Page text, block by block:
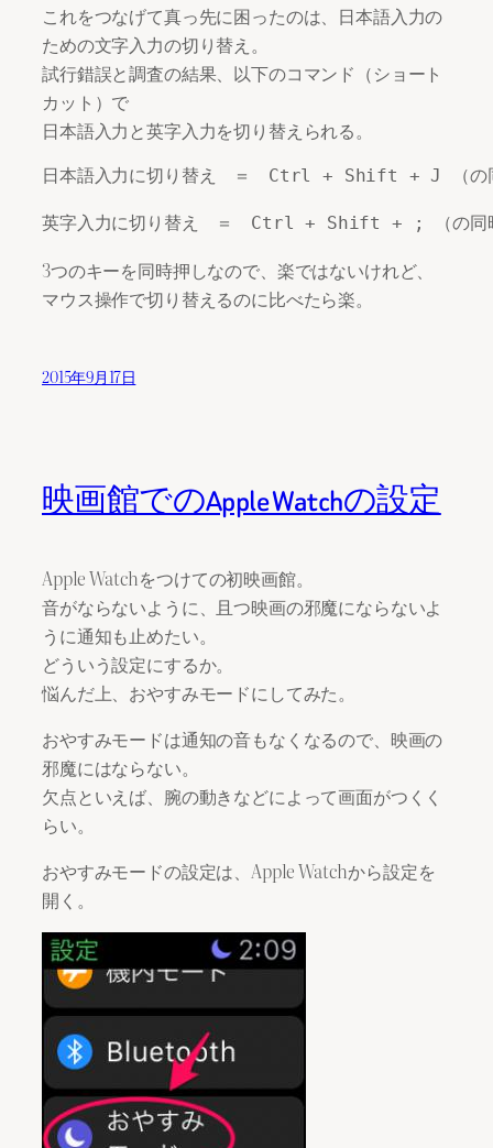
これをつなげて真っ先に困ったのは、日本語入力の
ための文字入力の切り替え。
試行錯誤と調査の結果、以下のコマンド（ショート
カット）で
日本語入力と英字入力を切り替えられる。
日本語入力に切り替え　＝　Ctrl + Shift + J （の
英字入力に切り替え　＝　Ctrl + Shift + ; （の同
3つのキーを同時押しなので、楽ではないけれど、
マウス操作で切り替えるのに比べたら楽。
2015年9月17日
映画館でのApple Watchの設定
Apple Watchをつけての初映画館。
音がならないように、且つ映画の邪魔にならないよ
うに通知も止めたい。
どういう設定にするか。
悩んだ上、おやすみモードにしてみた。
おやすみモードは通知の音もなくなるので、映画の
邪魔にはならない。
欠点といえば、腕の動きなどによって画面がつくく
らい。
おやすみモードの設定は、Apple Watchから設定を
開く。